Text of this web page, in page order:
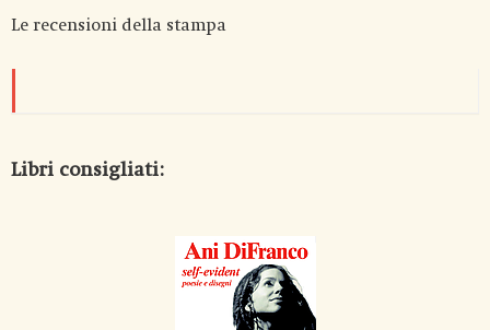
Le recensioni della stampa
Libri consigliati: